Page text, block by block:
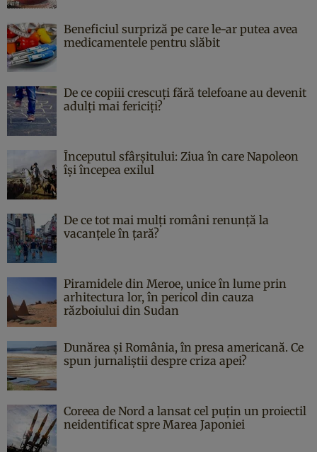
Beneficiul surpriză pe care le-ar putea avea
medicamentele pentru slăbit
De ce copiii crescuți fără telefoane au devenit
adulți mai fericiți?
Începutul sfârşitului: Ziua în care Napoleon
îşi începea exilul
De ce tot mai mulți români renunță la
vacanțele în țară?
Piramidele din Meroe, unice în lume prin
arhitectura lor, în pericol din cauza
războiului din Sudan
Dunărea și România, în presa americană. Ce
spun jurnaliștii despre criza apei?
Coreea de Nord a lansat cel puțin un proiectil
neidentificat spre Marea Japoniei